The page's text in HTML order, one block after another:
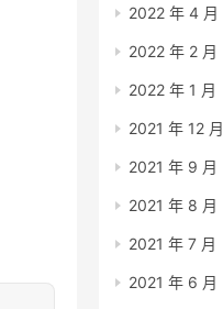
2022 年 4 月
2022 年 2 月
2022 年 1 月
2021 年 12 月
2021 年 9 月
2021 年 8 月
2021 年 7 月
2021 年 6 月